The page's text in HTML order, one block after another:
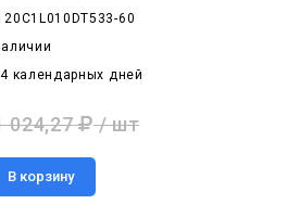
60
календарных дней
024,27 / шт
В корзину